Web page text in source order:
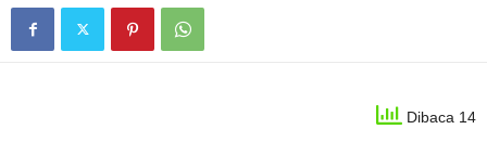
Dibaca 14